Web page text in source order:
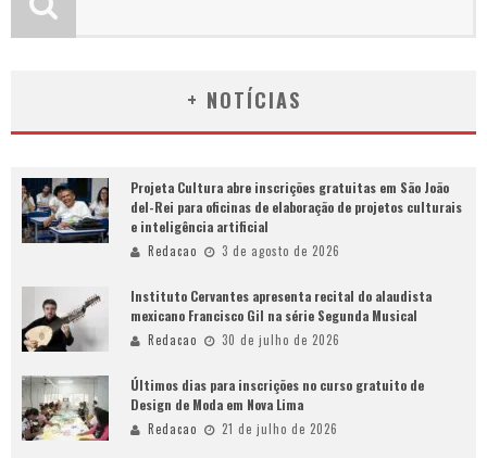
+ NOTÍCIAS
Projeta Cultura abre inscrições gratuitas em São João
del-Rei para oficinas de elaboração de projetos culturais
e inteligência artificial
Redacao 3 de agosto de 2026
Instituto Cervantes apresenta recital do alaudista
mexicano Francisco Gil na série Segunda Musical
Redacao 30 de julho de 2026
Últimos dias para inscrições no curso gratuito de
Design de Moda em Nova Lima
Redacao 21 de julho de 2026